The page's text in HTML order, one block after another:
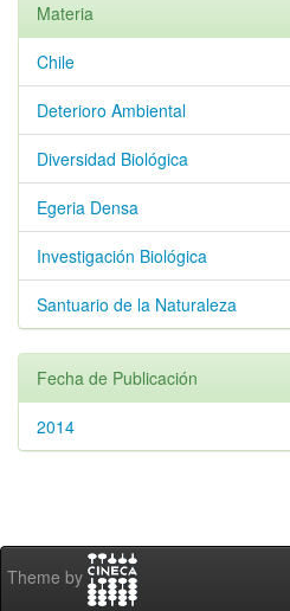
Materia
Chile
Deterioro Ambiental
Diversidad Biológica
Egeria Densa
Investigación Biológica
Santuario de la Naturaleza
Fecha de Publicación
2014
Theme by